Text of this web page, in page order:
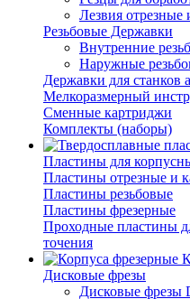
Лезвия отрезные
Резьбовые Державки
Внутренние
Наружные
Державки для станков
Мелкоразмерный
Сменные картриджи
Комплекты (наборы)
Пластины для
Пластины отрезные и
Пластины резьбовые
Пластины фрезерные
Проходные пластины
точения
Дисковые фрезы
Дисковые фрезы